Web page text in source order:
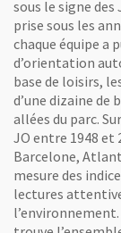
sous le signe
prise sous les
chaque équipe a
d’orientation
base de loisirs,
d’une dizaine de
allées du parc.
JO entre 1948 et
Barcelone,
mesure des
lectures
l’environnement.